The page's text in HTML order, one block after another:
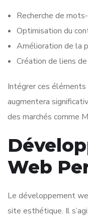
Recherche de
Optimisation du
Amélioration de la
Création de liens
Intégrer ces
augmentera
des marchés comme
Web
Le développement
site esthétique. Il